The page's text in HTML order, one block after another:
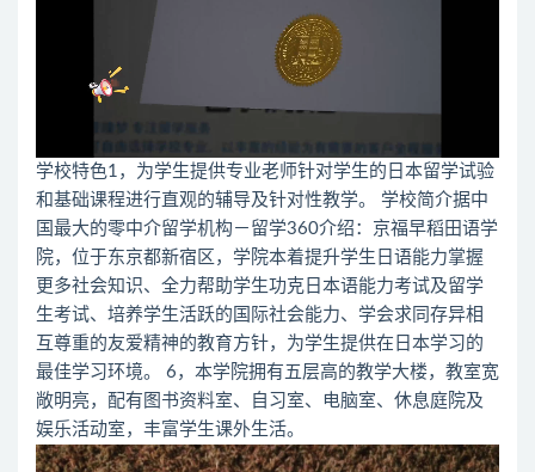
学校特色1，为学生提供专业老师针对学生的日本留学试验
和基础课程进行直观的辅导及针对性教学。 学校简介据中
国最大的零中介留学机构－留学360介绍：京福早稻田语学
院，位于东京都新宿区，学院本着提升学生日语能力掌握
更多社会知识、全力帮助学生功克日本语能力考试及留学
生考试、培养学生活跃的国际社会能力、学会求同存异相
互尊重的友爱精神的教育方针，为学生提供在日本学习的
最佳学习环境。 6，本学院拥有五层高的教学大楼，教室宽
敞明亮，配有图书资料室、自习室、电脑室、休息庭院及
娱乐活动室，丰富学生课外生活。